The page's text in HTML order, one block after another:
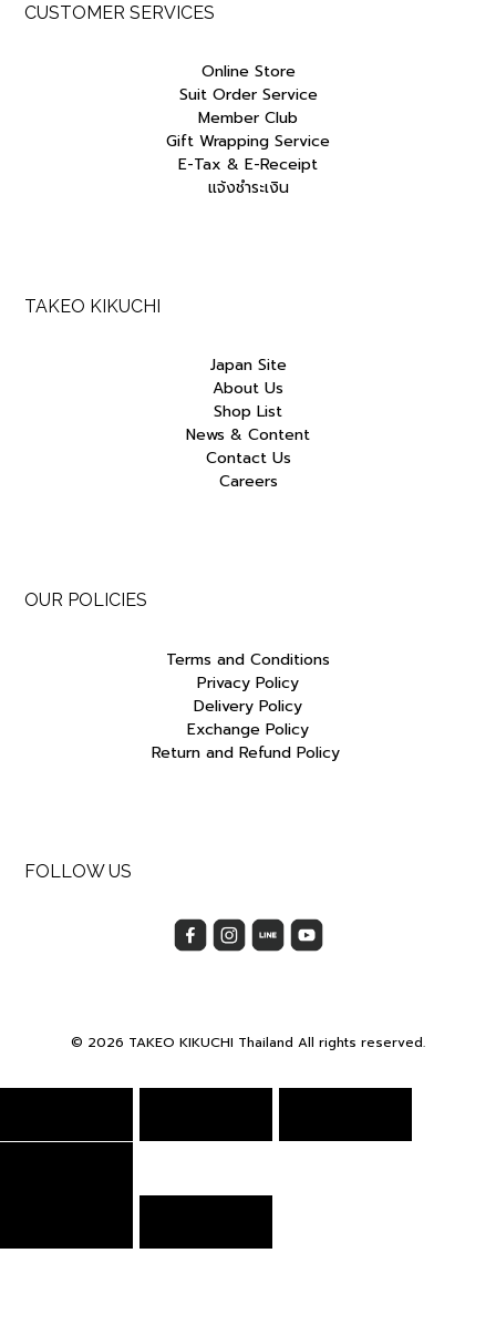
CUSTOMER SERVICES
Online Store
Suit Order Service
Member Club
Gift Wrapping Service
E-Tax & E-Receipt
แจ้งชำระเงิน
TAKEO KIKUCHI
Japan Site
About Us
Shop List
News & Content
Contact Us
Careers
OUR POLICIES
Terms and Conditions
Privacy Policy
Delivery Policy
Exchange Policy
Return and Refund Policy
FOLLOW US
© 2026 TAKEO KIKUCHI Thailand All rights reserved.